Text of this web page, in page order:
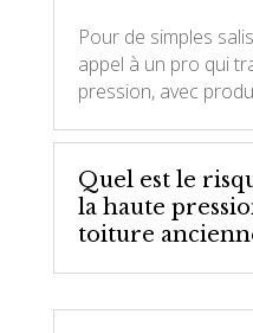
Pour de simples
appel à un pro qui
pression, avec
Quel est le
la haute
toiture